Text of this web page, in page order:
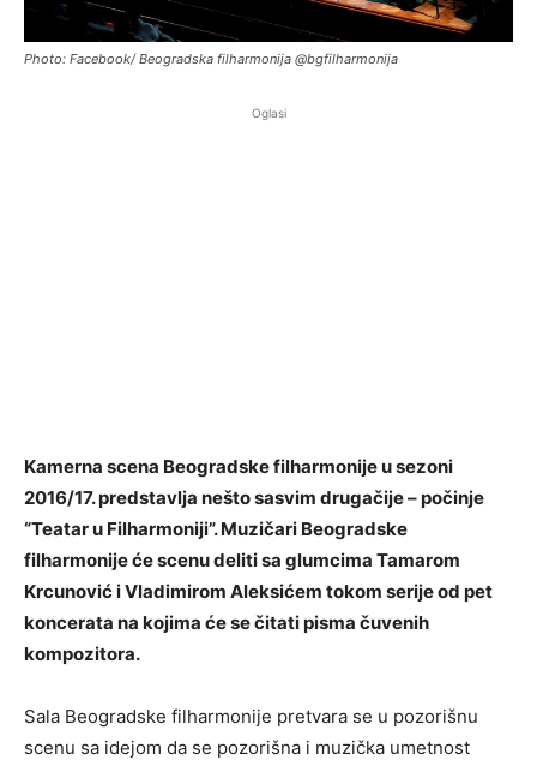
Photo: Facebook/ Beogradska filharmonija @bgfilharmonija
Oglasi
Kamerna scena Beogradske filharmonije u sezoni
2016/17. predstavlja nešto sasvim drugačije – počinje
“Teatar u Filharmoniji”. Muzičari Beogradske
filharmonije će scenu deliti sa glumcima Tamarom
Krcunović i Vladimirom Aleksićem tokom serije od pet
koncerata na kojima će se čitati pisma čuvenih
kompozitora.
Sala Beogradske filharmonije pretvara se u pozorišnu
scenu sa idejom da se pozorišna i muzička umetnost